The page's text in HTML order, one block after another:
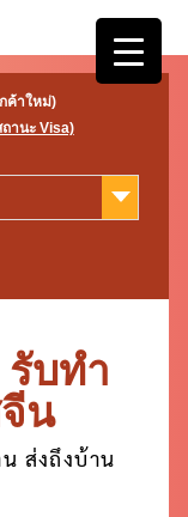
ค้าใหม่)
านะ Visa)
บทำ
น
ส่งถึงบ้าน